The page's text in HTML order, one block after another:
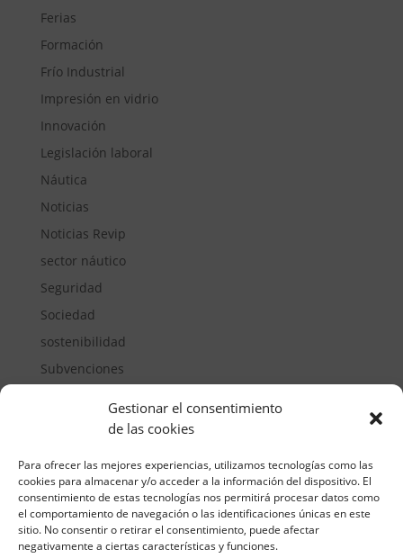
Gestionar el consentimiento
de las cookies
Para ofrecer las mejores experiencias, utilizamos tecnologías como las
cookies para almacenar y/o acceder a la información del dispositivo. El
consentimiento de estas tecnologías nos permitirá procesar datos como
el comportamiento de navegación o las identificaciones únicas en este
sitio. No consentir o retirar el consentimiento, puede afectar
negativamente a ciertas características y funciones.
Ferias
Formación
Frío Industrial
Impresión en vidrio
Innovación
Legislación laboral
Náutica
Noticias
Noticias Revip
sector náutico
Seguridad
Sociedad
sostenibilidad
Subvenciones